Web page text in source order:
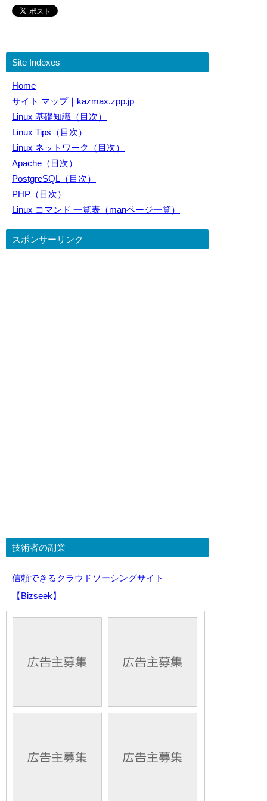
Site Indexes
Home
サイト マップ｜kazmax.zpp.jp
Linux 基礎知識（目次）
Linux Tips（目次）
Linux ネットワーク（目次）
Apache（目次）
PostgreSQL（目次）
PHP（目次）
Linux コマンド 一覧表（manページ一覧）
スポンサーリンク
技術者の副業
信頼できるクラウドソーシングサイト
【Bizseek】